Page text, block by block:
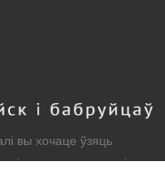
вы хочаце ўзяць
ласка, загаловак і